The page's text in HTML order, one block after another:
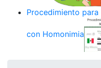
Procedimiento
con Homonimia